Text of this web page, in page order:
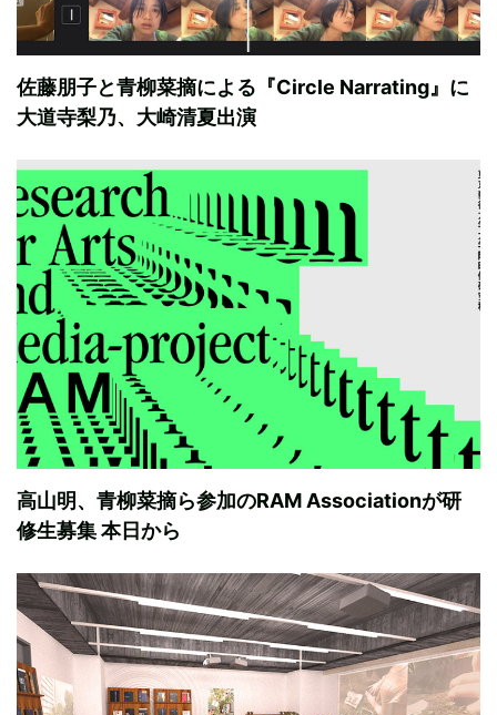
佐藤朋子と青柳菜摘による『Circle Narrating』に
大道寺梨乃、大崎清夏出演
高山明、青柳菜摘ら参加のRAM Associationが研
修生募集 本日から